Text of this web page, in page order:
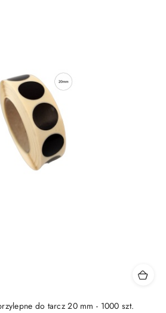
do tarcz 20 mm - 1000 szt.